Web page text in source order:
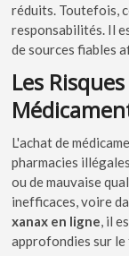
réduits. Toutefois,
responsabilités. Il
de sources fiables
Les
L'achat de
pharmacies
ou de mauvaise
inefficaces, voire
xanax en ligne , il
approfondies sur le